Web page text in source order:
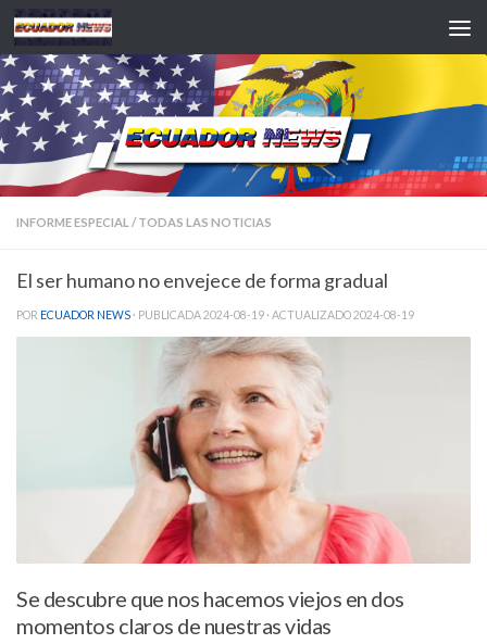
Saltar al contenido
INFORME ESPECIAL / TODAS LAS NOTICIAS
El ser humano no envejece de forma gradual
POR ECUADOR NEWS · PUBLICADA2024-08-19 · ACTUALIZADO2024-08-19
Se descubre que nos hacemos viejos en dos
momentos claros de nuestras vidas